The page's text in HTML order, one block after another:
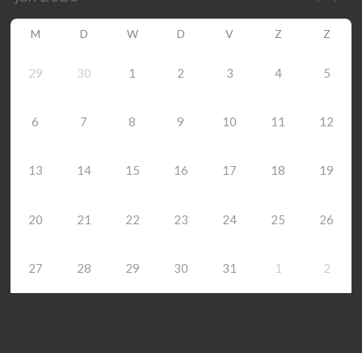
M D W D V Z Z
29 30 1 2 3 4 5
6 7 8 9 10 11 12
13 14 15 16 17 18 19
20 21 22 23 24 25 26
27 28 29 30 31 1 2